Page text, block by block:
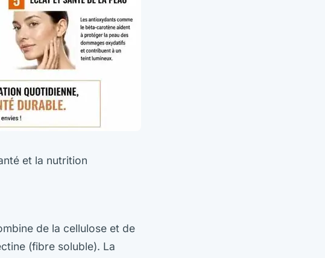
et la nutrition
de la cellulose et de
(fibre soluble). La